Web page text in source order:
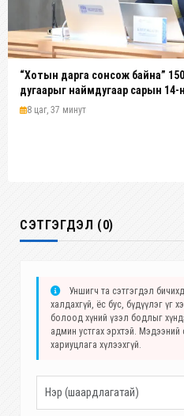
“Хотын дарга сонсож байна”
дугаарыг наймдугаар сарын 14-
эхэлнэ
8 цаг, 37 минут
СЭТГЭГДЭЛ (0)
Уншигч та сэтгэгдэл
халдахгүй, ёс бус, бүдүүлэг үг
болоод хүний үзэл бодлыг
админ устгах эрхтэй. Мэдээний
хариуцлага хүлээхгүй.